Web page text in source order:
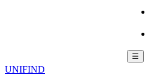
☰
UNIFIND